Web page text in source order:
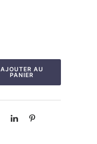
AJOUTER AU
PANIER